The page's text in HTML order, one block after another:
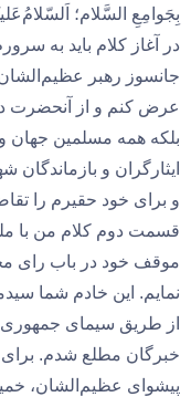
بِجَوامِعِ السَّلام؛
در آغاز کلام باید به
جانسوز رهبر
عرض کنم و از آنحضرت
بلکه همه مسلمین جهان
ایثارگران و
و برای خود حقیرم را
قسمت دوم کلام من با
موقف خود در باب رای
نمایم. این خادم شما
از طریق سیمای
خبرگان مطلع شدم.
پیشوای عظیم‌الشان،